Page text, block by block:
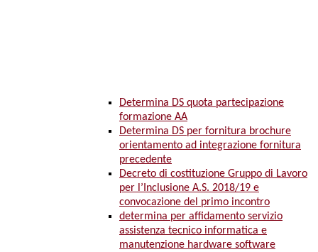
Determina DS quota partecipazione
formazione AA
Determina DS per fornitura brochure
orientamento ad integrazione fornitura
precedente
Decreto di costituzione Gruppo di Lavoro
per l’Inclusione A.S. 2018/19 e
convocazione del primo incontro
determina per affidamento servizio
assistenza tecnico informatica e
manutenzione hardware software